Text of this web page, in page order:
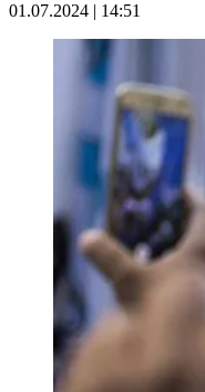
01.07.2024 | 14:51